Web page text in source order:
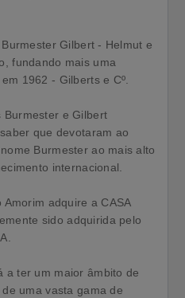
Gilbert - Helmut e
fundando mais uma
1962 - Gilberts e Cº.
Burmester e Gilbert
que devotaram ao
Burmester ao mais alto
internacional.
adquire a CASA
sido adquirida pelo
a ter um maior âmbito de
uma vasta gama de